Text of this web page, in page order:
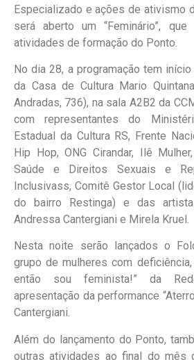
Especializado e ações de ativismo
será aberto um “Feminário”,
atividades de formação do Ponto.
No dia 28, a programação tem
da Casa de Cultura Mario
Andradas, 736), na sala A2B2 da
com representantes do
Estadual da Cultura RS, Frente
Hip Hop, ONG Cirandar, Ilê
Saúde e Direitos Sexuais e
Inclusivass, Comitê Gestor Local
do bairro Restinga) e das
Andressa Cantergiani e Mirela Kruel.
Nesta noite serão lançados o
grupo de mulheres com deficiência,
então sou feminista!” da
apresentação da performance
Cantergiani.
Além do lançamento do Ponto,
outras atividades ao final do mês